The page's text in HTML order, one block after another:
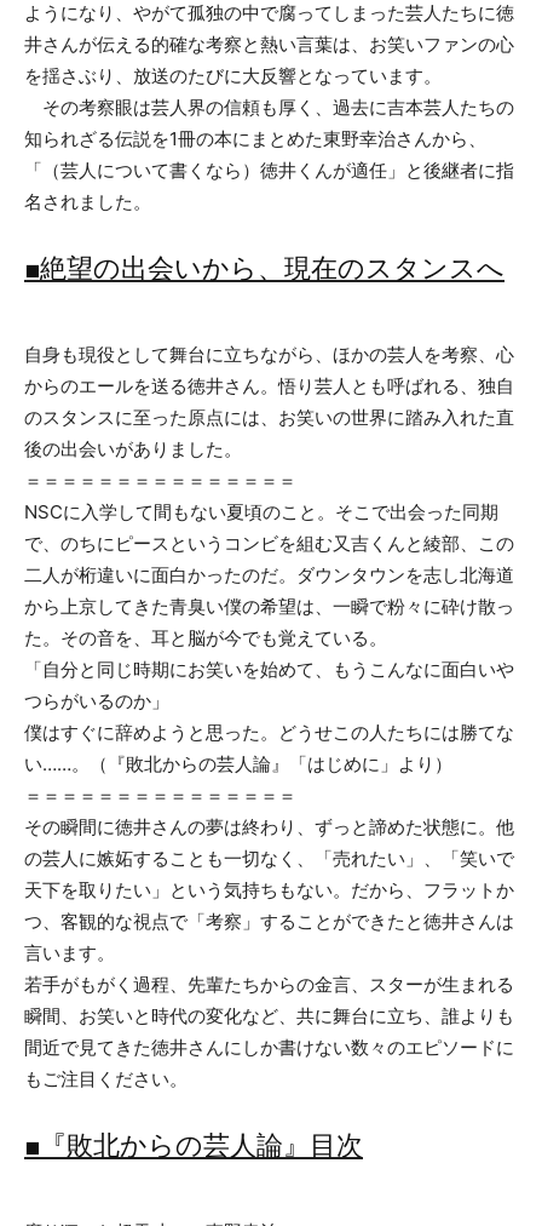
ようになり、やがて孤独の中で腐ってしまった芸人たちに徳
井さんが伝える的確な考察と熱い言葉は、お笑いファンの心
を揺さぶり、放送のたびに大反響となっています。
その考察眼は芸人界の信頼も厚く、過去に吉本芸人たちの
知られざる伝説を1冊の本にまとめた東野幸治さんから、
「（芸人について書くなら）徳井くんが適任」と後継者に指
名されました。
■絶望の出会いから、現在のスタンスへ
自身も現役として舞台に立ちながら、ほかの芸人を考察、心
からのエールを送る徳井さん。悟り芸人とも呼ばれる、独自
のスタンスに至った原点には、お笑いの世界に踏み入れた直
後の出会いがありました。
＝＝＝＝＝＝＝＝＝＝＝＝＝＝＝
NSCに入学して間もない夏頃のこと。そこで出会った同期
で、のちにピースというコンビを組む又吉くんと綾部、この
二人が桁違いに面白かったのだ。ダウンタウンを志し北海道
から上京してきた青臭い僕の希望は、一瞬で粉々に砕け散っ
た。その音を、耳と脳が今でも覚えている。
「自分と同じ時期にお笑いを始めて、もうこんなに面白いや
つらがいるのか」
僕はすぐに辞めようと思った。どうせこの人たちには勝てな
い……。（『敗北からの芸人論』「はじめに」より）
​＝＝＝＝＝＝＝＝＝＝＝＝＝＝＝
その瞬間に徳井さんの夢は終わり、ずっと諦めた状態に。他
の芸人に嫉妬することも一切なく、「売れたい」、「笑いで
天下を取りたい」という気持ちもない。だから、フラットか
つ、客観的な視点で「考察」することができたと徳井さんは
言います。
若手がもがく過程、先輩たちからの金言、スターが生まれる
瞬間、お笑いと時代の変化など、共に舞台に立ち、誰よりも
間近で見てきた徳井さんにしか書けない数々のエピソードに
もご注目ください。
■『敗北からの芸人論』目次